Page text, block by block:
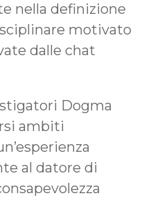
nella definizione
motivato
dalle chat
Dogma
ambiti
al datore di